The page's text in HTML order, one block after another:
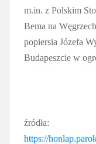
m.in. z Polskim
Bema na
popiersia Józefa
Budapeszcie w
źródła:
https://